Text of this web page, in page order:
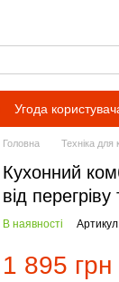
Угода
Головна Техніка для
Кухонний
від
В наявності
1 895 грн